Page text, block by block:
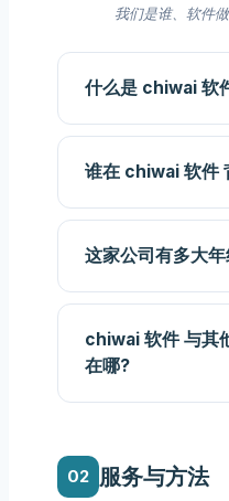
我们是谁、软件
什么是 chiwai 软
谁在 chiwai 软件
这家公司有多大
chiwai 软件 与其
在哪?
服务与方法